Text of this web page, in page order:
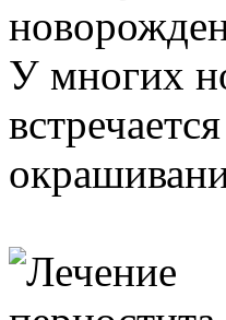
У многих